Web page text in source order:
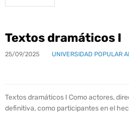
Textos dramáticos I
25/09/2025 UNIVERSIDAD POPULAR
Textos dramáticos I Como actores,
definitiva, como participantes en el